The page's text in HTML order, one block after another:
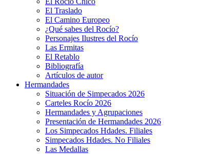
El Traslado
El Camino Europeo
¿Qué sabes del Rocío?
Personajes Ilustres del Rocío
Las Ermitas
El Retablo
Bibliografía
Artículos de autor
Hermandades
Situación de Simpecados 2026
Carteles Rocío 2026
Hermandades y Agrupaciones
Presentación de Hermandades 2026
Los Simpecados Hdades. Filiales
Simpecados Hdades. No Filiales
Las Medallas